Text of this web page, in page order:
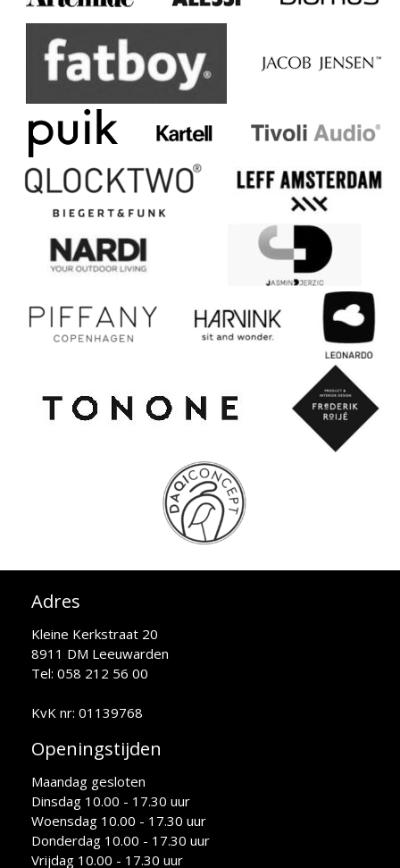
Adres
Kleine Kerkstraat 20
8911 DM Leeuwarden
Tel: 058 212 56 00
KvK nr: 01139768
Openingstijden
Maandag gesloten
Dinsdag 10.00 - 17.30 uur
Woensdag 10.00 - 17.30 uur
Donderdag 10.00 - 17.30 uur
Vrijdag 10.00 - 17.30 uur